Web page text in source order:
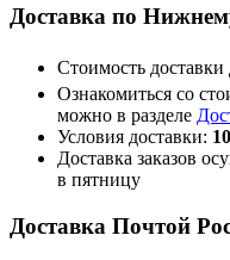
Доставка по
Стоимость доставки
Ознакомиться со
можно в разделе
Условия доставки:
Доставка заказов
в пятницу
Доставка Почтой